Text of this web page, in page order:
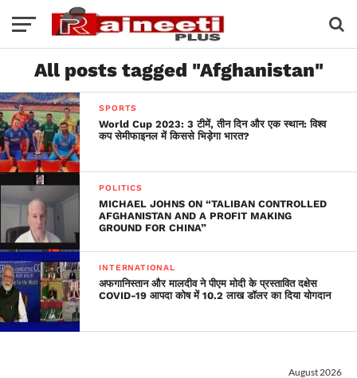
All posts tagged "Afghanistan"
SPORTS
World Cup 2023: 3 टीमें, तीन दिन और एक स्थान: विश्व
कप सेमीफाइनल में किससे भिड़ेगा भारत?
POLITICS
MICHAEL JOHNS ON “TALIBAN CONTROLLED
AFGHANISTAN AND A PROFIT MAKING
GROUND FOR CHINA”
INTERNATIONAL
अफगानिस्तान और मालदीव ने पीएम मोदी के प्रस्तावित दक्षेस
COVID-19 आपदा कोष में 10.2 लाख डॉलर का दिया योगदान
August 2026